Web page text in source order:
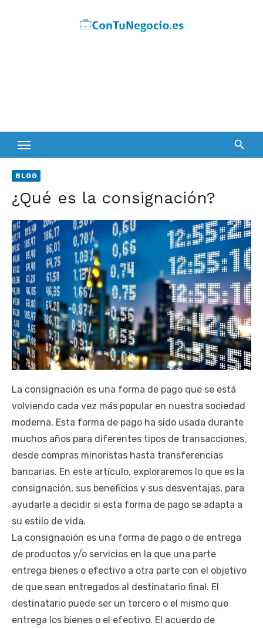
BLOG
¿Qué es la consignación?
La consignación es una forma de pago que se está
volviendo cada vez más popular en nuestra sociedad
moderna. Esta forma de pago ha sido usada durante
muchos años para diferentes tipos de transacciones,
desde compras minoristas hasta transferencias
bancarias. En este artículo, exploraremos lo que es la
consignación, sus beneficios y sus desventajas, para
ayudarle a decidir si esta forma de pago se adapta a
su estilo de vida.
La consignación es una forma de pago o de entrega
de productos y/o servicios en la que una parte
entrega bienes o efectivo a otra parte con el objetivo
de que sean entregados al destinatario final. El
destinatario puede ser un tercero o el mismo que
entrega los bienes o el efectivo. El acuerdo de